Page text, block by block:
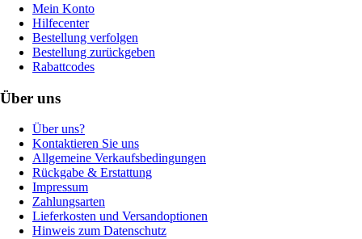
Mein Konto
Hilfecenter
Bestellung verfolgen
Bestellung zurückgeben
Rabattcodes
Über uns
Über uns?
Kontaktieren Sie uns
Allgemeine Verkaufsbedingungen
Rückgabe & Erstattung
Impressum
Zahlungsarten
Lieferkosten und Versandoptionen
Hinweis zum Datenschutz